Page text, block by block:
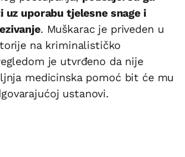
uz uporabu tjelesne snage i
. Muškarac je priveden u
na kriminalističko
je utvrđeno da nije
medicinska pomoć bit će mu
ustanovi.